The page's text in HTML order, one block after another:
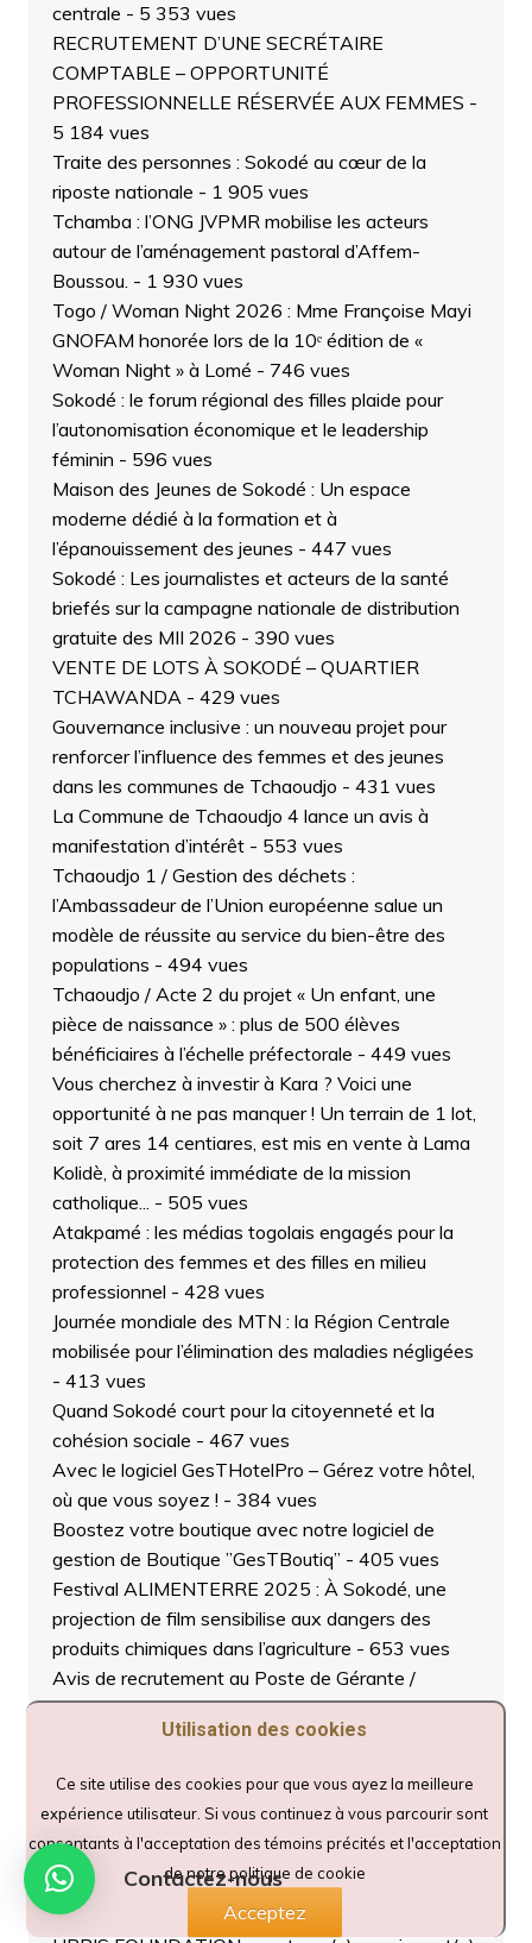
centrale - 5 353 vues
RECRUTEMENT D’UNE SECRÉTAIRE
COMPTABLE – OPPORTUNITÉ
PROFESSIONNELLE RÉSERVÉE AUX FEMMES -
5 184 vues
Traite des personnes : Sokodé au cœur de la
riposte nationale - 1 905 vues
Tchamba : l’ONG JVPMR mobilise les acteurs
autour de l’aménagement pastoral d’Affem-
Boussou. - 1 930 vues
Togo / Woman Night 2026 : Mme Françoise Mayi
GNOFAM honorée lors de la 10ᵉ édition de «
Woman Night » à Lomé - 746 vues
Sokodé : le forum régional des filles plaide pour
l’autonomisation économique et le leadership
féminin - 596 vues
Maison des Jeunes de Sokodé : Un espace
moderne dédié à la formation et à
l’épanouissement des jeunes - 447 vues
Sokodé : Les journalistes et acteurs de la santé
briefés sur la campagne nationale de distribution
gratuite des MII 2026 - 390 vues
VENTE DE LOTS À SOKODÉ – QUARTIER
TCHAWANDA- 429 vues
Gouvernance inclusive : un nouveau projet pour
renforcer l’influence des femmes et des jeunes
dans les communes de Tchaoudjo - 431 vues
La Commune de Tchaoudjo 4 lance un avis à
manifestation d’intérêt- 553 vues
Tchaoudjo 1 / Gestion des déchets :
l’Ambassadeur de l’Union européenne salue un
modèle de réussite au service du bien-être des
populations - 494 vues
Tchaoudjo / Acte 2 du projet « Un enfant, une
pièce de naissance » : plus de 500 élèves
bénéficiaires à l’échelle préfectorale - 449 vues
Vous cherchez à investir à Kara ? Voici une
opportunité à ne pas manquer ! Un terrain de 1 lot,
soit 7 ares 14 centiares, est mis en vente à Lama
Kolidè, à proximité immédiate de la mission
catholique... - 505 vues
Atakpamé : les médias togolais engagés pour la
protection des femmes et des filles en milieu
professionnel - 428 vues
Journée mondiale des MTN : la Région Centrale
mobilisée pour l’élimination des maladies négligées
- 413 vues
Quand Sokodé court pour la citoyenneté et la
cohésion sociale - 467 vues
Avec le logiciel GesTHotelPro – Gérez votre hôtel,
où que vous soyez ! - 384 vues
Boostez votre boutique avec notre logiciel de
gestion de Boutique ”GesTBoutiq” - 405 vues
Festival ALIMENTERRE 2025 : À Sokodé, une
projection de film sensibilise aux dangers des
produits chimiques dans l’agriculture - 653 vues
Avis de recrutement au Poste de Gérante /
Responsable de la presse en ligne
DAPAONGENLIGNE.ORG- 511 vues
: les 48 apprenants du programme ASA mis à
l’honneur à Sokodé- 520 vues
Sokodé : Lancement de la campagne nationale de
sensibilisation contre les violences sexuelles en
milieu scolaire
- 572 vues
Utilisation des cookies
Ce site utilise des cookies pour que vous ayez la meilleure
expérience utilisateur. Si vous continuez à vous parcourir sont
consentants à l'acceptation des témoins précités et l'acceptation
de notre politique de cookie
Acceptez
Contactez-nous